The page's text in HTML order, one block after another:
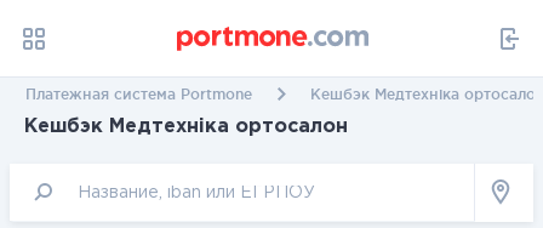
Платежная система Portmone Кешбэк Медтехніка
Кешбэк Медтехніка ортосалон